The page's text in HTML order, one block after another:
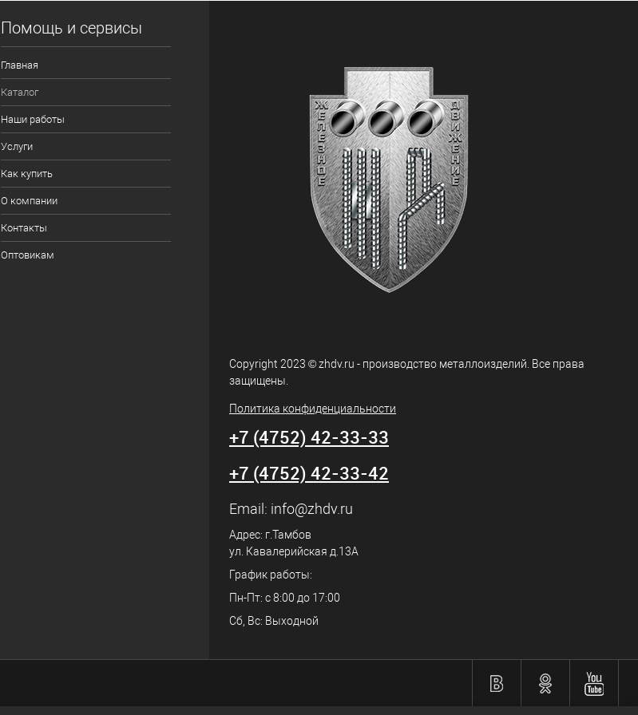
Помощь и сервисы
Главная
Каталог
Наши работы
Услуги
Как купить
О компании
Контакты
Оптовикам
Copyright 2023 © zhdv.ru - производство металлоизделий. Все права
защищены.
Политика конфиденциальности
+7 (4752) 42-33-33
+7 (4752) 42-33-42
Email: info@zhdv.ru
Адрес: г.Тамбов
ул. Кавалерийская д.13А
График работы:
Пн-Пт: с 8:00 до 17:00
Сб, Вс: Выходной